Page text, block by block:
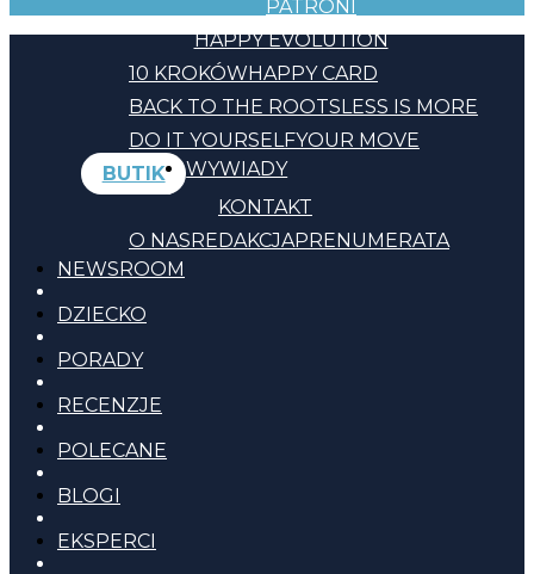
PATRONI
HAPPY EVOLUTION
10 KROKÓWHAPPY CARD
BACK TO THE ROOTSLESS IS MORE
DO IT YOURSELFYOUR MOVE
BUTIK
KONTAKT
O NASREDAKCJAPRENUMERATA
WYWIADY
NEWSROOM
DZIECKO
PORADY
RECENZJE
POLECANE
BLOGI
EKSPERCI